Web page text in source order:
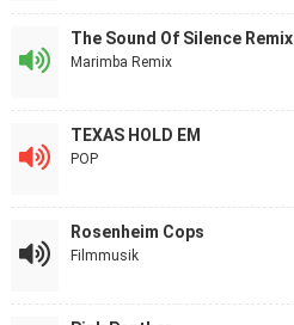
The Sound Of Silence Remix
Marimba Remix
TEXAS HOLD EM
POP
Rosenheim Cops
Filmmusik